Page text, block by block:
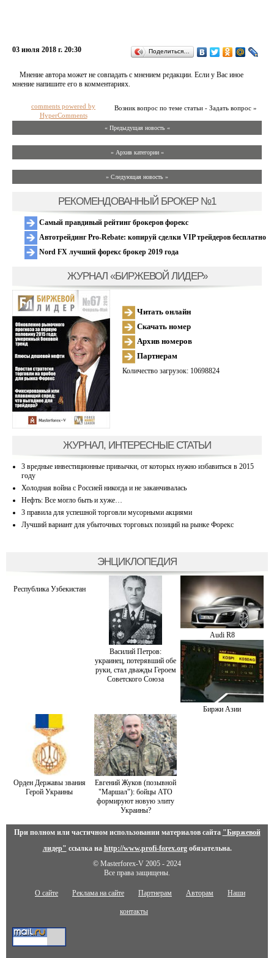
03 июля 2018 г. 20:30 Поделиться…
Мнение автора может не совпадать с мнением редакции. Если у Вас иное
мнение напишите его в комментариях.
Возник вопрос по теме статьи - Задать вопрос »
comments powered by
HyperComments
« Предыдущая новость «
» Архив категории «
» Следующая новость »
РЕКОМЕНДОВАННЫЙ БРОКЕР №1
Самый правдивый рейтинг брокеров форекс
Автотрейдинг Pro-Rebate: копируй сделки VIP трейдеров бесплатно
Nord FX лучший форекс брокер 2019 года
ЖУРНАЛ «БИРЖЕВОЙ ЛИДЕР»
Читать онлайн
Скачать номер
Архив номеров
Партнерам
Количество загрузок: 10698824
ЖУРНАЛ, ИНТЕРЕСНЫЕ СТАТЬИ
3 вредные инвестиционные привычки, от которых нужно избавиться в 2015
году
Холодная война с Россией никогда и не заканчивалась
Нефть: Все могло быть и хуже…
3 правила для успешной торговли мусорными акциями
Лучший вариант для убыточных торговых позиций на рынке Форекс
ЭНЦИКЛОПЕДИЯ
Республика Узбекистан
Василий Петров:
украинец, потерявший обе
руки, стал дважды Героем
Советского Союза
Audi R8
Биржи Азии
Орден Державы звания
Герой Украины
Евгений Жуков (позывной
"Маршал"): бойцы АТО
формируют новую элиту
Украины?
При полном или частичном использовании материалов сайта "Биржевой
лидер" ссылка на http://www.profi-forex.orgобязательна.
© Masterforex-V 2005 - 2024
Все права защищены.
О сайте Реклама на сайте Партнерам Авторам Наши
контакты